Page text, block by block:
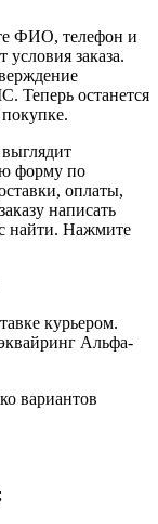
ФИО, телефон и
заказа.
Теперь останется
форму по
оплаты,
написать
найти. Нажмите
курьером.
Альфа-
вариантов